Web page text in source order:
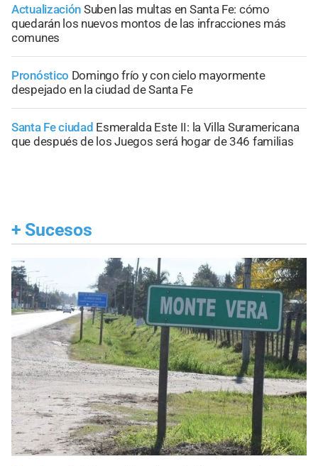
Actualización Suben las multas en Santa Fe: cómo
quedarán los nuevos montos de las infracciones más
comunes
Pronóstico Domingo frío y con cielo mayormente
despejado en la ciudad de Santa Fe
Santa Fe ciudad Esmeralda Este II: la Villa Suramericana
que después de los Juegos será hogar de 346 familias
+ Sucesos